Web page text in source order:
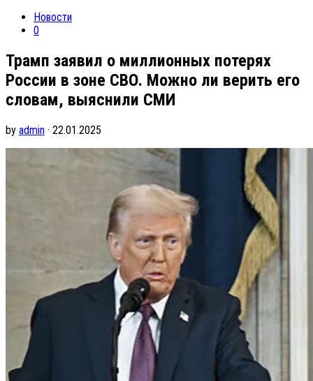
Новости
0
Трамп заявил о миллионных потерях
России в зоне СВО. Можно ли верить его
словам, выяснили СМИ
by admin · 22.01.2025